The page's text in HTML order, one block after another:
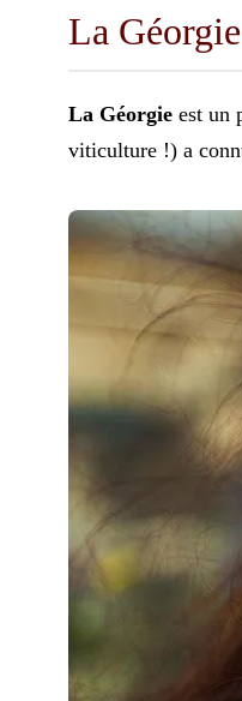
La
La Géorgie est un
viticulture !) a